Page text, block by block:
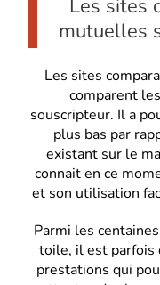
Les sites
mutuelles
Les sites
comparent
souscripteur. Il a
plus bas par
existant sur le
connait en ce
et son utilisation
Parmi les
toile, il est parfois
prestations qui